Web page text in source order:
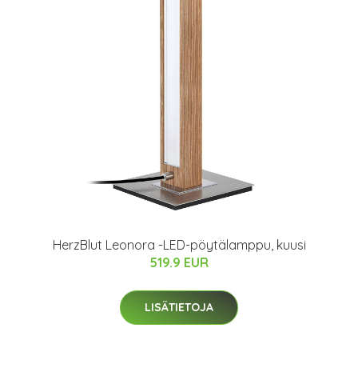
HerzBlut Leonora -LED-pöytälamppu, kuusi
519.9 EUR
LISÄTIETOJA